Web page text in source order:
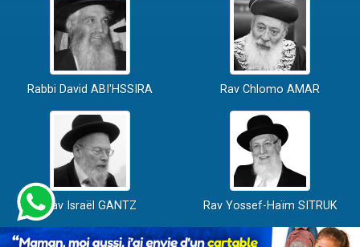
Rabbi David ABI'HSSIRA Rav Chlomo AMAR
Rav Israël GANTZ Rav Yossef-Haïm SITRUK